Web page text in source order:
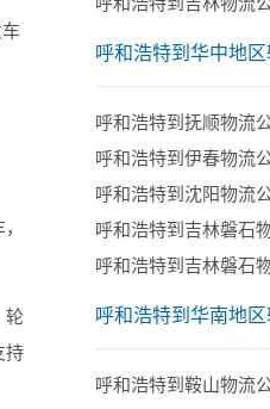
轮
持
呼和浩特到华中地
呼和浩特到抚顺物流
呼和浩特到伊春物流
呼和浩特到沈阳物流
呼和浩特到吉林磐石
呼和浩特到吉林磐石
呼和浩特到华南地
呼和浩特到鞍山物流